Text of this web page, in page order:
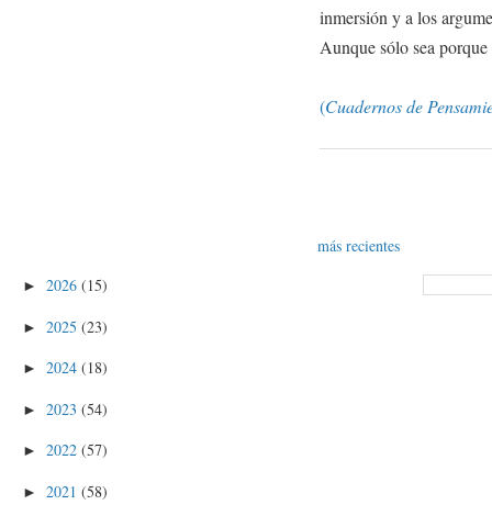
inmersión y a los
Aunque sólo sea
(Cuadernos de
más recientes
► 2026 (15)
► 2025 (23)
► 2024 (18)
► 2023 (54)
► 2022 (57)
► 2021 (58)